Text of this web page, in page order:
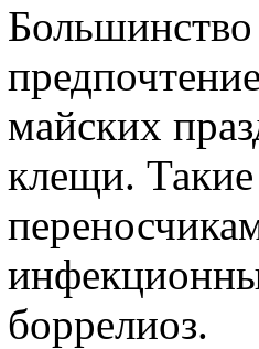
майских
клещи.
боррелиоз.